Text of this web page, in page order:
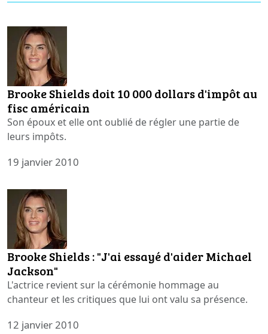
Brooke Shields doit 10 000 dollars d'impôt au
fisc américain
Son époux et elle ont oublié de régler une partie de
leurs impôts.
19 janvier 2010
Brooke Shields : "J'ai essayé d'aider Michael
Jackson"
L'actrice revient sur la cérémonie hommage au
chanteur et les critiques que lui ont valu sa présence.
12 janvier 2010